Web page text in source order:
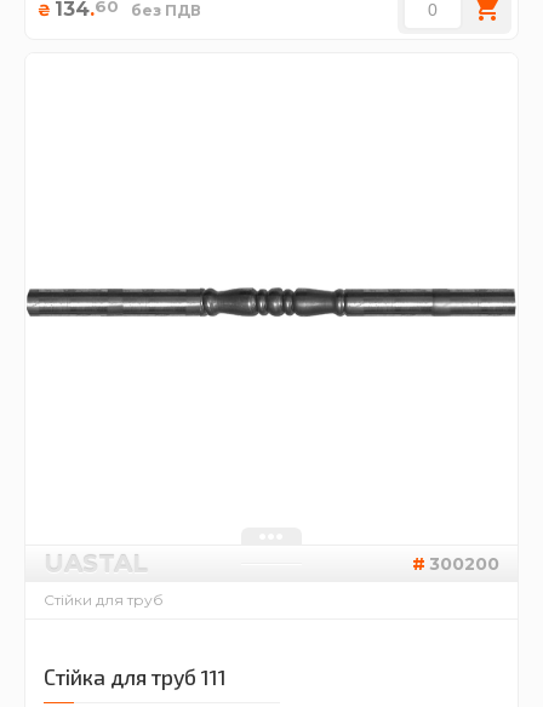
₴ 134.60 без ПДВ
UASTAL 300200
Стійки для труб
Стійка для труб 111